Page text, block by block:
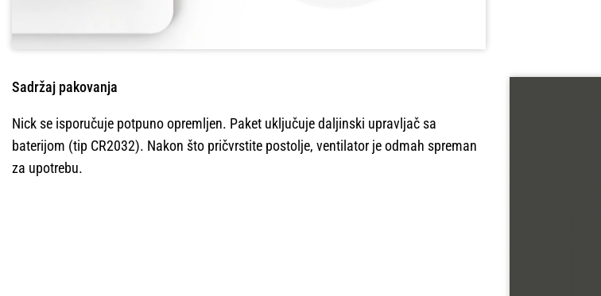
Sadržaj pakovanja
Nick se isporučuje potpuno opremljen. Paket uključuje daljinski upravljač sa
baterijom (tip CR2032). Nakon što pričvrstite postolje, ventilator je odmah spreman
za upotrebu.